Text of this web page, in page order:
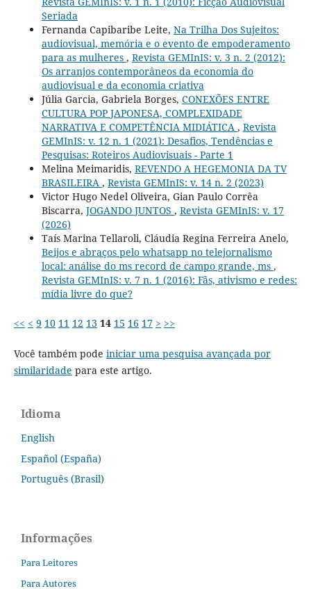
Seriada
Fernanda Capibaribe Leite, Na Trilha Dos Sujeitos:
audiovisual, memória e o evento de empoderamento
para as mulheres , Revista GEMInIS: v. 3 n. 2 (2012):
Os arranjos contemporâneos da economia do
audiovisual e da economia criativa
Júlia Garcia, Gabriela Borges, CONEXÕES ENTRE
CULTURA POP JAPONESA, COMPLEXIDADE
NARRATIVA E COMPETÊNCIA MIDIÁTICA , Revista
GEMInIS: v. 12 n. 1 (2021): Desafios, Tendências e
Pesquisas: Roteiros Audiovisuais - Parte 1
Melina Meimaridis, REVENDO A HEGEMONIA DA TV
BRASILEIRA , Revista GEMInIS: v. 14 n. 2 (2023)
Victor Hugo Nedel Oliveira, Gian Paulo Corrêa
Biscarra, JOGANDO JUNTOS , Revista GEMInIS: v. 17
(2026)
Taís Marina Tellaroli, Cláudia Regina Ferreira Anelo,
Beijos e abraços pelo whatsapp no telejornalismo
local: análise do ms record de campo grande, ms ,
Revista GEMInIS: v. 7 n. 1 (2016): Fãs, ativismo e redes:
mídia livre do que?
<< < 9 10 11 12 13 14 15 16 17 > >>
Você também pode iniciar uma pesquisa avançada por
similaridade para este artigo.
Idioma
English
Español (España)
Português (Brasil)
Informações
Para Leitores
Para Autores